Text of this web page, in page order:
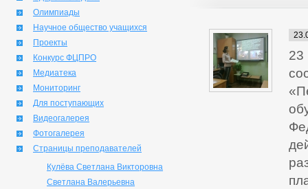
Олимпиады
Научное общество учащихся
Проекты
Конкурс ФЦПРО
Медиатека
Мониторинг
Для поступающих
Видеогалерея
Фотогалерея
Страницы преподавателей
Кулёва Светлана Викторовна
Светлана Валерьевна
23